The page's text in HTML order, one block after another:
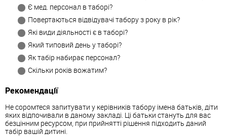
Є мед. персонал в таборі?
Повертаються відвідувачі табору з року в рік?
Які види діяльності є в таборі?
Який типовий день у таборі?
Як табір набирає персонал?
Скільки років вожатим?
Рекомендації
Не соромтеся запитувати у керівників табору імена батьків, діти
яких відпочивали в даному закладі. Ці батьки стануть для вас
безцінним ресурсом, при прийнятті рішення підходить даний
табір вашій дитині.